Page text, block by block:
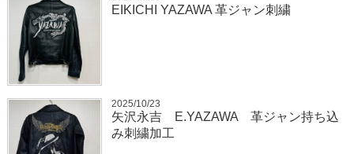
EIKICHI YAZAWA 革ジャン刺繍
2025/10/23
矢沢永吉 E.YAZAWA 革ジャン持ち込
み刺繍加工